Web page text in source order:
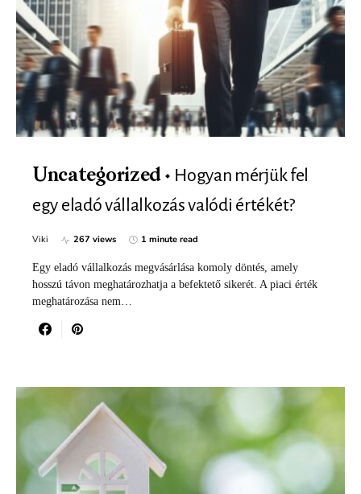
Uncategorized
Hogyan mérjük fel
egy eladó vállalkozás valódi értékét?
Viki 267 views 1 minute read
Egy eladó vállalkozás megvásárlása komoly döntés, amely
hosszú távon meghatározhatja a befektető sikerét. A piaci érték
meghatározása nem…